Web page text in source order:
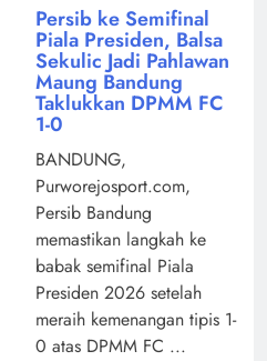
Persib ke Semifinal
Piala Presiden, Balsa
Sekulic Jadi Pahlawan
Maung Bandung
Taklukkan DPMM FC
1-0
BANDUNG,
Purworejosport.com,
Persib Bandung
memastikan langkah ke
babak semifinal Piala
Presiden 2026 setelah
meraih kemenangan tipis 1-
0 atas DPMM FC ...